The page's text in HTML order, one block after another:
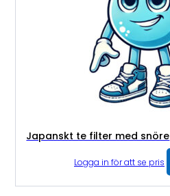
Japanskt te filter med snöre
Logga in för att se pris